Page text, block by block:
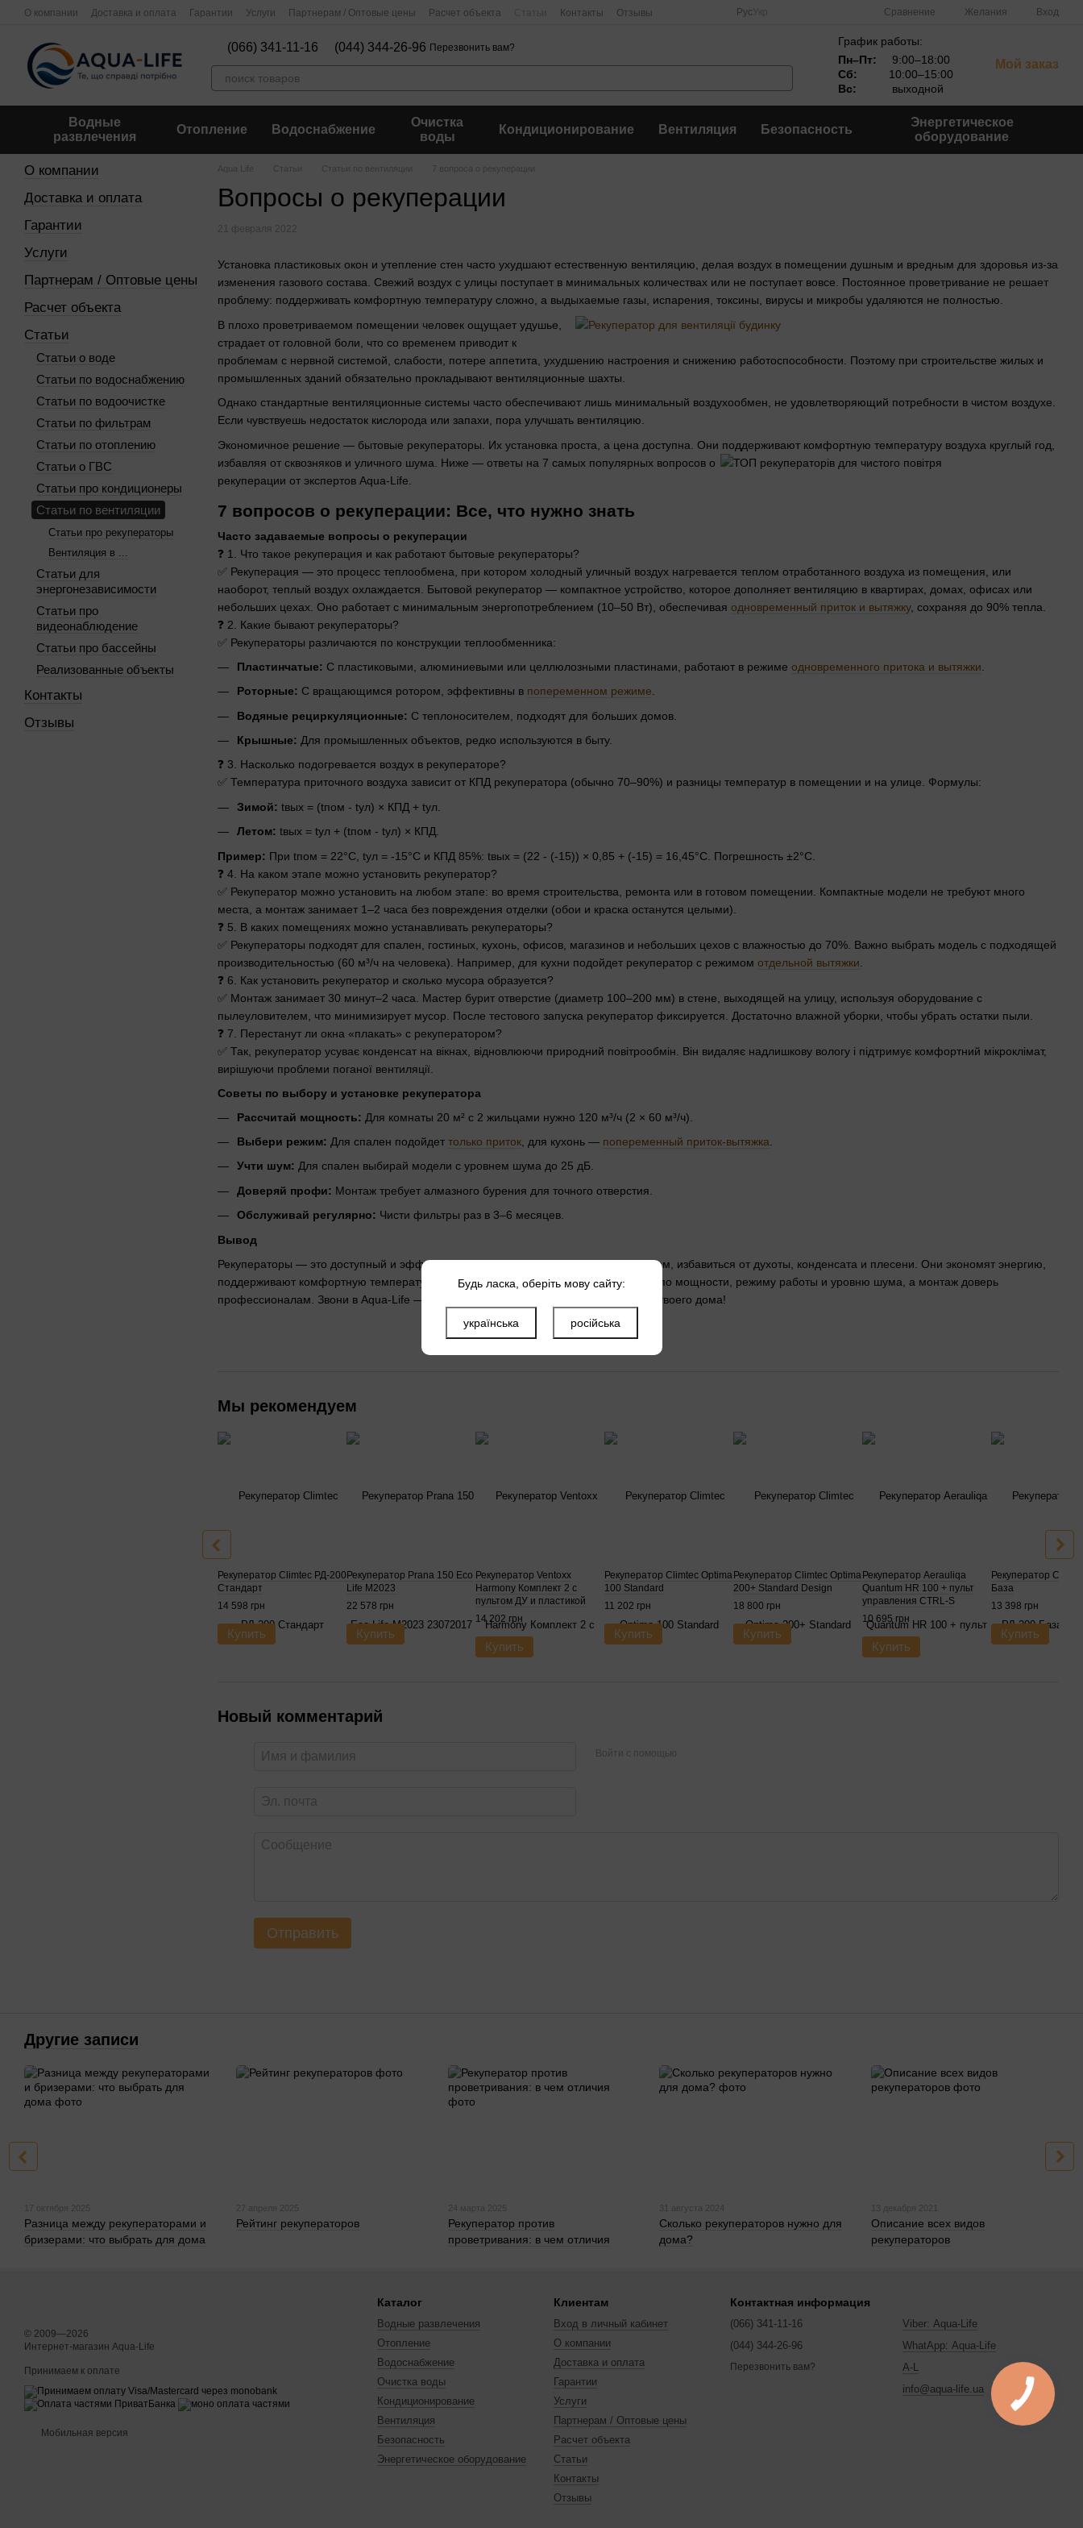
Перейти к основному контенту
О компании Доставка и оплата Гарантии Услуги Партнерам / Оптовые цены Расчет объекта Контакты Отзывы Рус Сравнение Желания Вход
(066) 341-11-16 (044) 344-26-96 Перезвонить вам?
График работы:
Пн–Пт:
9:00–18:00
Сб:
10:00–15:00
Вс:
выходной
Мой заказ
Водные
развлечения
Отопление Водоснабжение
Очистка
воды
Кондиционирование Вентиляция Безопасность
Энергетическое
оборудование
Aqua Life Статьи Статьи по вентиляции 7 вопроса о рекуперации
Вопросы о рекуперации
21 февраля 2022
Установка пластиковых окон и утепление стен часто ухудшают естественную вентиляцию, делая воздух в помещении душным и вредным для здоровья из-за
изменения газового состава. Свежий воздух с улицы поступает в минимальных количествах или не поступает вовсе. Постоянное проветривание не решает
проблему: поддерживать комфортную температуру сложно, а выдыхаемые газы, испарения, токсины, вирусы и микробы удаляются не полностью.
В плохо проветриваемом помещении человек ощущает удушье,
страдает от головной боли, что со временем приводит к
проблемам с нервной системой, слабости, потере аппетита, ухудшению настроения и снижению работоспособности. Поэтому при строительстве жилых и
промышленных зданий обязательно прокладывают вентиляционные шахты.
Однако стандартные вентиляционные системы часто обеспечивают лишь минимальный воздухообмен, не удовлетворяющий потребности в чистом воздухе.
Если чувствуешь недостаток кислорода или запахи, пора улучшать вентиляцию.
Экономичное решение — бытовые рекуператоры. Их установка проста, а цена доступна. Они поддерживают комфортную температуру воздуха круглый год,
избавляя от сквозняков и уличного шума. Ниже — ответы на 7 самых популярных вопросов о
рекуперации от экспертов Aqua-Life.
7 вопросов о рекуперации: Все, что нужно знать
Часто задаваемые вопросы о рекуперации
❓ 1. Что такое рекуперация и как работают бытовые рекуператоры?
✅ Рекуперация — это процесс теплообмена, при котором холодный уличный воздух нагревается теплом отработанного воздуха из помещения, или
наоборот, теплый воздух охлаждается. Бытовой рекуператор — компактное устройство, которое дополняет вентиляцию в квартирах, домах, офисах или
небольших цехах. Оно работает с минимальным энергопотреблением (10–50 Вт), обеспечивая одновременный приток и вытяжку, сохраняя до 90% тепла.
❓ 2. Какие бывают рекуператоры?
✅ Рекуператоры различаются по конструкции теплообменника:
Пластинчатые: С пластиковыми, алюминиевыми или целлюлозными пластинами, работают в режиме одновременного притока и вытяжки
Роторные: С вращающимся ротором, эффективны в попеременном режиме.
Водяные рециркуляционные: С теплоносителем, подходят для больших домов.
Крышные: Для промышленных объектов, редко используются в быту.
❓ 3. Насколько подогревается воздух в рекуператоре?
✅ Температура приточного воздуха зависит от КПД рекуператора (обычно 70–90%) и разницы температур в помещении и на улице. Формулы:
Зимой: tвых = (tпом - tул) × КПД + tул.
Летом: tвых = tул + (tпом - tул) × КПД.
Пример: При tпом = 22°C, tул = -15°C и КПД 85%: tвых = (22 - (-15)) × 0,85 + (-15) = 16,45°C. Погрешность ±2°C.
❓ 4. На каком этапе можно установить рекуператор?
✅ Рекуператор можно установить на любом этапе: во время строительства, ремонта или в готовом помещении. Компактные модели не требуют много
места, а монтаж занимает 1–2 часа без повреждения отделки (обои и краска останутся целыми).
❓ 5. В каких помещениях можно устанавливать рекуператоры?
✅ Рекуператоры подходят для спален, гостиных, кухонь, офисов, магазинов и небольших цехов с влажностью до 70%. Важно выбрать модель с подходящей
производительностью (60 м³/ч на человека). Например, для кухни подойдет рекуператор с режимом отдельной вытяжки
❓ 6. Как установить рекуператор и сколько мусора образуется?
✅ Монтаж занимает 30 минут–2 часа. Мастер бурит отверстие (диаметр 100–200 мм) в стене, выходящей на улицу, используя оборудование с
пылеуловителем, что минимизирует мусор. После тестового запуска рекуператор фиксируется. Достаточно влажной уборки, чтобы убрать остатки пыли.
❓ 7. Перестанут ли окна «плакать» с рекуператором?
✅ Так, рекуператор усуває конденсат на вікнах, відновлюючи природний повітрообмін. Він видаляє надлишкову вологу і підтримує комфортний мікроклімат,
вирішуючи проблеми поганої вентиляції.
Советы по выбору и установке рекуператора
Рассчитай мощность: Для комнаты 20 м² с 2 жильцами нужно 120 м³/ч (2 × 60 м³/ч).
Выбери режим: Для спален подойдет только приток , для кухонь — попеременный приток-вытяжка
Учти шум: Для спален выбирай модели с уровнем шума до 25 дБ.
Доверяй профи: Монтаж требует алмазного бурения для точного отверстия.
Обслуживай регулярно: Чисти фильтры раз в 3–6 месяцев.
Вывод
Рекуператоры — это доступный и эффективный способ вернуть свежий воздух в дом, избавиться от духоты, конденсата и плесени. Они экономят энергию,
поддерживают комфортную температуру и защищают здоровье. Выбирай модель по мощности, режиму работы и уровню шума, а монтаж доверь
профессионалам. Звони в Aqua-Life — мы подберем идеальный рекуператор для твоего дома!
Мы рекомендуем
Рекуператор Climtec РД-200
Стандарт
14 598 грн
Купить
Рекуператор Prana 150 Eco
Life M2023
22 578 грн
Купить
Рекуператор Ventoxx
Harmony Комплект 2 с
пультом ДУ и пластикой
решеткой, воздуховод 0,5 м
14 202 грн
Купить
Рекуператор Climtec Optima
100 Standard
11 202 грн
Купить
Рекуператор Climtec Optima
200+ Standard Design
18 800 грн
Купить
Рекуператор Aerauliqa
Quantum HR 100 + пульт
управления CTRL-S
10 695 грн
Купить
Рекуператор
База
13 398 грн
Купить
Новый комментарий
Войти с помощью
Отправить
О компании
Доставка и оплата
Гарантии
Услуги
Партнерам / Оптовые цены
Расчет объекта
Статьи
Статьи о воде
Статьи по водоснабжению
Статьи по водоочистке
Статьи по фильтрам
Статьи по отоплению
Статьи о ГВС
Статьи про кондиционеры
Статьи по вентиляции
Статьи про рекуператоры
Вентиляция в ...
Статьи для
энергонезависимости
Статьи про
видеонаблюдение
Статьи про бассейны
Реализованные объекты
Контакты
Отзывы
Другие записи
17 октября 2025
Разница между рекуператорами и
бризерами: что выбрать для дома
27 апреля 2025
Рейтинг рекуператоров
24 марта 2025
Рекуператор против
проветривания: в чем отличия
31 августа 2024
Сколько рекуператоров нужно для
дома?
13 декабря 2021
Описание всех видов
рекуператоров
© 2009—2026
Интернет-магазин Aqua-Life
Принимаем к оплате
Мобильная версия
Каталог
Водные развлечения
Отопление
Водоснабжение
Очистка воды
Кондиционирование
Вентиляция
Безопасность
Энергетическое оборудование
Клиентам
Вход в личный кабинет
О компании
Доставка и оплата
Гарантии
Услуги
Партнерам / Оптовые цены
Расчет объекта
Статьи
Контакты
Отзывы
Контактная информация
(066) 341-11-16
(044) 344-26-96
Перезвонить вам?
Viber: Aqua-Life
WhatApp: Aqua-Life
A-L
info@aqua-life.ua
Будь ласка, оберіть мову сайту:
українська російська